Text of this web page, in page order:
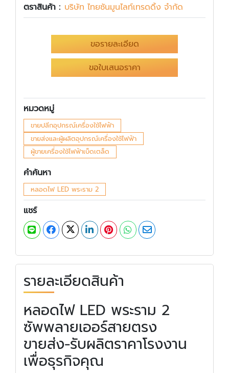
ตราสินค้า : บริษัท ไทยซันมูนไลท์เทรดดิ้ง จำกัด
ขอรายละเอียด
ขอใบเสนอราคา
หมวดหมู่
ขายปลีกอุปกรณ์เครื่องใช้ไฟฟ้า
ขายส่งและผู้ผลิตอุปกรณ์เครื่องใช้ไฟฟ้า
ผู้ขายเครื่องใช้ไฟฟ้าเบ็ดเตล็ด
คำค้นหา
หลอดไฟ LED พระราม 2
แชร์
รายละเอียดสินค้า
หลอดไฟ LED พระราม 2
ซัพพลายเออร์สายตรง
ขายส่ง-รับผลิตราคาโรงงาน
เพื่อธุรกิจคุณ